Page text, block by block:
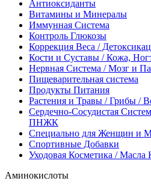
Антиоксиданты
Витамины и Минералы
Иммунная Система
Контроль Глюкозы
Коррекция Веса /
Кости и Суставы / Кожа,
Нервная Система / Мозг и
Пищеварительная система
Продукты Питания
Растения и Травы / Грибы /
Сердечно-Сосудистая
ПНЖК
Специально для Женщин и
Спортивные Добавки
Уходовая Косметика /
Аминокислоты